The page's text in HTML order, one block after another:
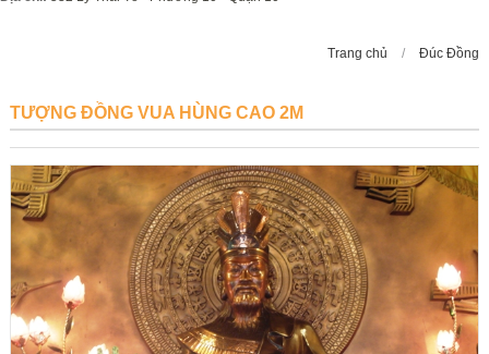
Trang chủ / Đúc Đồng
TƯỢNG ĐỒNG VUA HÙNG CAO 2M